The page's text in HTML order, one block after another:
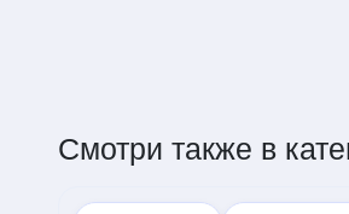
Смотри также в